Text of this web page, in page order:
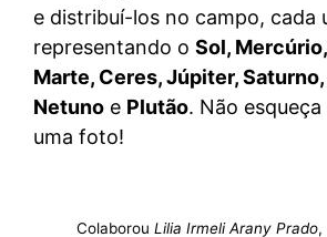
e distribuí-los no campo, cada
representando o Sol,
Marte, Ceres, Júpiter, Saturno,
Netuno e Plutão. Não
uma foto!
Colaborou Lilia Irmeli Arany Prado,